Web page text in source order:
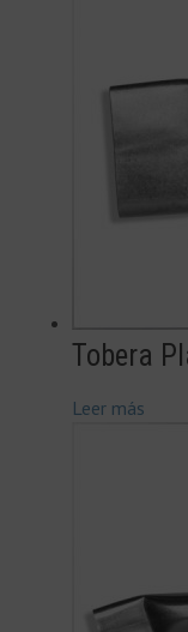
Tobera
Leer más